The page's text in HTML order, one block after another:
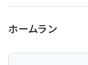
ホームラン